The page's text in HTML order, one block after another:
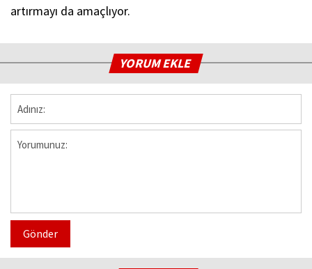
artırmayı da amaçlıyor.
YORUM EKLE
Gönder